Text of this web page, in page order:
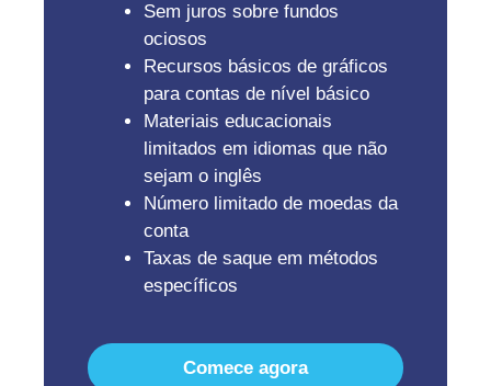
Sem juros sobre fundos
ociosos
Recursos básicos de gráficos
para contas de nível básico
Materiais educacionais
limitados em idiomas que não
sejam o inglês
Número limitado de moedas da
conta
Taxas de saque em métodos
específicos
Comece agora